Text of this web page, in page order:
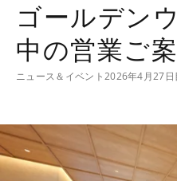
ゴールデン
中の営業ご
ニュース＆イベント2026年4月27日